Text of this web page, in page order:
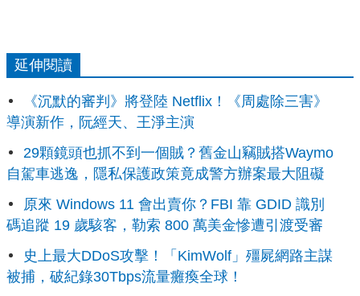
延伸閱讀
《沉默的審判》將登陸 Netflix！《周處除三害》
導演新作，阮經天、王淨主演
29顆鏡頭也抓不到一個賊？舊金山竊賊搭Waymo
自駕車逃逸，隱私保護政策竟成警方辦案最大阻礙
原來 Windows 11 會出賣你？FBI 靠 GDID 識別
碼追蹤 19 歲駭客，勒索 800 萬美金慘遭引渡受審
史上最大DDoS攻擊！「KimWolf」殭屍網路主謀
被捕，破紀錄30Tbps流量癱瘓全球！